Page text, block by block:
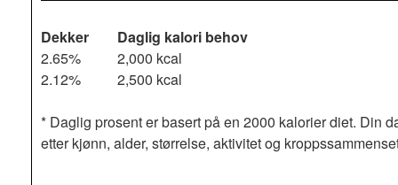
Dekker
Daglig kalori behov
2.65%
2,000 kcal
2.12%
2,500 kcal
* Daglig prosent er basert på en 2000 kalorier diet. Din
etter kjønn, alder, størrelse, aktivitet og